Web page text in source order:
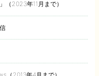
（2023年11月まで）